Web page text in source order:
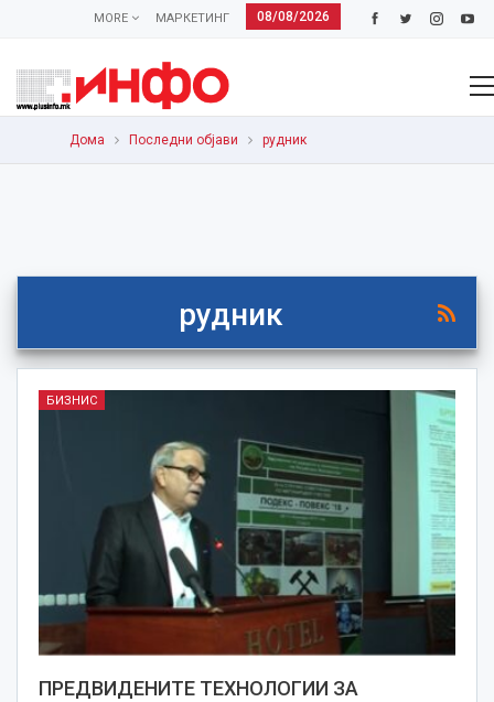
08/08/2026
МАРКЕТИНГ
MORE
Дома Последни објави рудник
рудник
БИЗНИС
ПРЕДВИДЕНИТЕ ТЕХНОЛОГИИ ЗА